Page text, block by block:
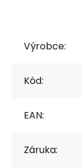
Výrobce:
Kód:
EAN:
Záruka: